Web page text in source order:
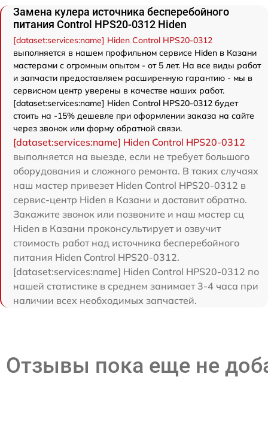
Замена кулера источника бесперебойного
питания Control HPS20-0312 Hiden
[dataset:services:name] Hiden Control HPS20-0312
выполняется в нашем профильном сервисе Hiden в Казани
мастерами с огромным опытом - от 5 лет. На все виды работ
и запчасти предоставляем расширенную гарантию - мы в
сервисном центр уверены в качестве наших работ.
[dataset:services:name] Hiden Control HPS20-0312 будет
стоить на -15% дешевле при оформлении заказа на сайте
через звонок или форму обратной связи.
[dataset:services:name] Hiden Control HPS20-0312
выполняется на выезде, если не требует большого
оборудования и сложного ремонта. В таких случаях
наш мастер привезет Hiden Control HPS20-0312 в
сервис-центр Hiden в Казани и доставит обратно.
Закажите звонок или позвоните и наш мастер сц
Hiden в Казани проконсультирует и озвучит
стоимость работ над источника бесперебойного
питания Hiden Control HPS20-0312.
[dataset:services:name] Hiden Control HPS20-0312 по
нашей статистике в среднем занимает 3-4 часа при
наличии всех необходимых запчастей.
Отзывы пока еще не